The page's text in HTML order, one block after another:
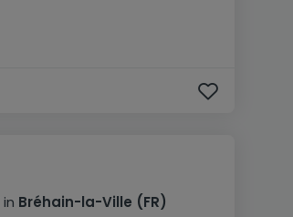
in Bréhain-la-Ville (FR)